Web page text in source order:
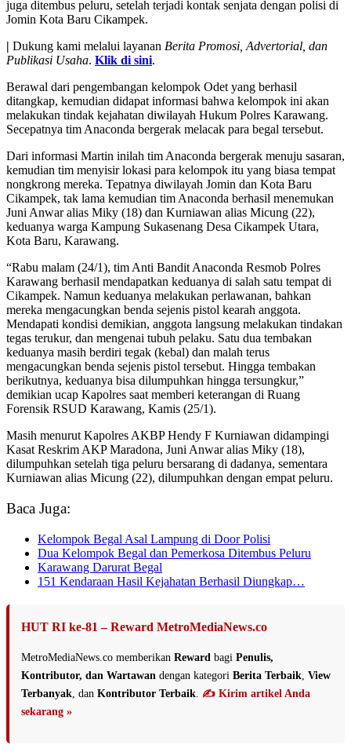
juga ditembus peluru, setelah terjadi kontak senjata dengan polisi di
Jomin Kota Baru Cikampek.
| Dukung kami melalui layanan Berita Promosi, Advertorial, dan
Publikasi Usaha. Klik di sini.
Berawal dari pengembangan kelompok Odet yang berhasil
ditangkap, kemudian didapat informasi bahwa kelompok ini akan
melakukan tindak kejahatan diwilayah Hukum Polres Karawang.
Secepatnya tim Anaconda bergerak melacak para begal tersebut.
Dari informasi Martin inilah tim Anaconda bergerak menuju sasaran,
kemudian tim menyisir lokasi para kelompok itu yang biasa tempat
nongkrong mereka. Tepatnya diwilayah Jomin dan Kota Baru
Cikampek, tak lama kemudian tim Anaconda berhasil menemukan
Juni Anwar alias Miky (18) dan Kurniawan alias Micung (22),
keduanya warga Kampung Sukasenang Desa Cikampek Utara,
Kota Baru, Karawang.
“Rabu malam (24/1), tim Anti Bandit Anaconda Resmob Polres
Karawang berhasil mendapatkan keduanya di salah satu tempat di
Cikampek. Namun keduanya melakukan perlawanan, bahkan
mereka mengacungkan benda sejenis pistol kearah anggota.
Mendapati kondisi demikian, anggota langsung melakukan tindakan
tegas terukur, dan mengenai tubuh pelaku. Satu dua tembakan
keduanya masih berdiri tegak (kebal) dan malah terus
mengacungkan benda sejenis pistol tersebut. Hingga tembakan
berikutnya, keduanya bisa dilumpuhkan hingga tersungkur,”
demikian ucap Kapolres saat memberi keterangan di Ruang
Forensik RSUD Karawang, Kamis (25/1).
Masih menurut Kapolres AKBP Hendy F Kurniawan didampingi
Kasat Reskrim AKP Maradona, Juni Anwar alias Miky (18),
dilumpuhkan setelah tiga peluru bersarang di dadanya, sementara
Kurniawan alias Micung (22), dilumpuhkan dengan empat peluru.
Baca Juga:
Kelompok Begal Asal Lampung di Door Polisi
Dua Kelompok Begal dan Pemerkosa Ditembus Peluru
Karawang Darurat Begal
151 Kendaraan Hasil Kejahatan Berhasil Diungkap…
HUT RI ke-81 – Reward MetroMediaNews.co
MetroMediaNews.co memberikan Reward bagi Penulis,
Kontributor, dan Wartawan dengan kategori Berita Terbaik View
Terbanyak , dan Kontributor Terbaik ✍️ Kirim artikel Anda
sekarang »